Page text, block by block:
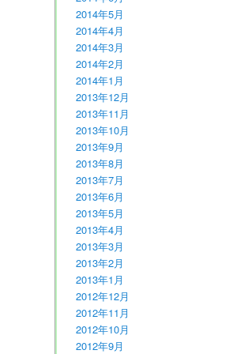
2014年5月
2014年4月
2014年3月
2014年2月
2014年1月
2013年12月
2013年11月
2013年10月
2013年9月
2013年8月
2013年7月
2013年6月
2013年5月
2013年4月
2013年3月
2013年2月
2013年1月
2012年12月
2012年11月
2012年10月
2012年9月